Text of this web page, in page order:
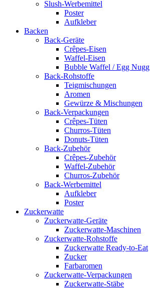
Slush-Werbemittel
Poster
Aufkleber
Backen
Back-Geräte
Crêpes-Eisen
Waffel-Eisen
Bubble Waffel / Egg Nugg
Back-Rohstoffe
Teigmischungen
Aromen
Gewürze & Mischungen
Back-Verpackungen
Crêpes-Tüten
Churros-Tüten
Donuts-Tüten
Back-Zubehör
Crêpes-Zubehör
Waffel-Zubehör
Churros-Zubehör
Back-Werbemittel
Aufkleber
Poster
Zucker­watte
Zuckerwatte-Geräte
Zuckerwatte-Maschinen
Zuckerwatte-Rohstoffe
Zuckerwatte Ready-to-Eat
Zucker
Farbaromen
Zuckerwatte-Verpackungen
Zuckerwatte-Stäbe